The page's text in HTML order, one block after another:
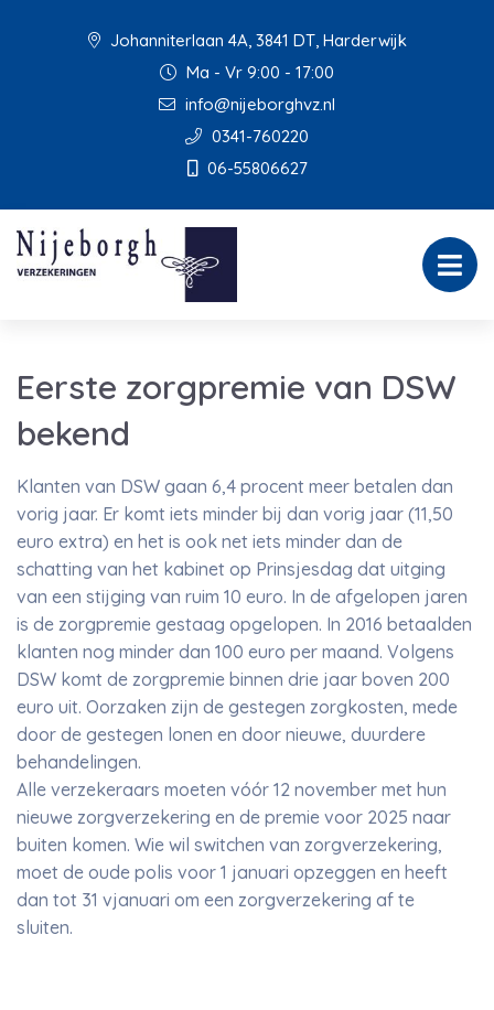
Johanniterlaan 4A, 3841 DT, Harderwijk
Ma - Vr 9:00 - 17:00
info@nijeborghvz.nl
0341-760220
06-55806627
Eerste zorgpremie van DSW
bekend
Klanten van DSW gaan 6,4 procent meer betalen dan
vorig jaar. Er komt iets minder bij dan vorig jaar (11,50
euro extra) en het is ook net iets minder dan de
schatting van het kabinet op Prinsjesdag dat uitging
van een stijging van ruim 10 euro. In de afgelopen jaren
is de zorgpremie gestaag opgelopen. In 2016 betaalden
klanten nog minder dan 100 euro per maand. Volgens
DSW komt de zorgpremie binnen drie jaar boven 200
euro uit. Oorzaken zijn de gestegen zorgkosten, mede
door de gestegen lonen en door nieuwe, duurdere
behandelingen.
Alle verzekeraars moeten vóór 12 november met hun
nieuwe zorgverzekering en de premie voor 2025 naar
buiten komen. Wie wil switchen van zorgverzekering,
moet de oude polis voor 1 januari opzeggen en heeft
dan tot 31 vjanuari om een zorgverzekering af te
sluiten.